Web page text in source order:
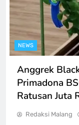
NEWS
Anggrek
Primadona
Ratusan Juta
Redaksi Malang